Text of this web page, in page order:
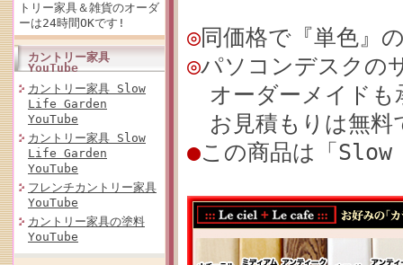
トリー家具＆雑貨のオーダ
ーは24時間OKです!
カントリー家具
YouTube
カントリー家具 Slow
Life Garden
YouTube
カントリー家具 Slow
Life Garden
YouTube
フレンチカントリー家具
YouTube
カントリー家具の塗料
YouTube
◎同価格で『単色』
◎パソコンデスクの
オーダーメイドも
お見積もりは無料
●この商品は「